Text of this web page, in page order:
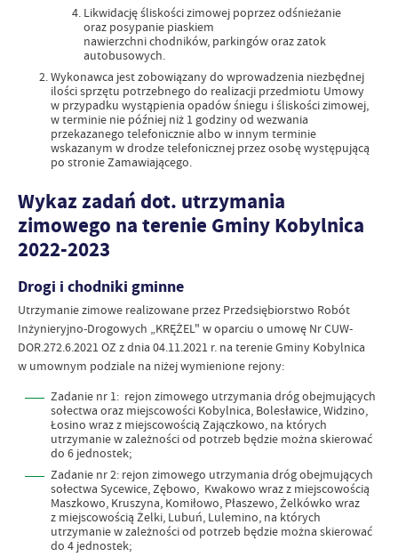
Likwidację śliskości zimowej poprzez odśnieżanie
oraz posypanie piaskiem
nawierzchni chodników, parkingów oraz zatok
autobusowych.
Wykonawca jest zobowiązany do wprowadzenia niezbędnej
ilości sprzętu potrzebnego do realizacji przedmiotu Umowy
w przypadku wystąpienia opadów śniegu i śliskości zimowej,
w terminie nie później niż 1 godziny od wezwania
przekazanego telefonicznie albo w innym terminie
wskazanym w drodze telefonicznej przez osobę występującą
po stronie Zamawiającego.
Wykaz zadań dot. utrzymania
zimowego na terenie Gminy Kobylnica
2022-2023
Drogi i chodniki gminne
Utrzymanie zimowe realizowane przez Przedsiębiorstwo Robót
Inżynieryjno-Drogowych „KRĘŻEL" w oparciu o umowę Nr CUW-
DOR.272.6.2021 OZ z dnia 04.11.2021 r. na terenie Gminy Kobylnica
w umownym podziale na niżej wymienione rejony:
Zadanie nr 1: rejon zimowego utrzymania dróg obejmujących
sołectwa oraz miejscowości Kobylnica, Bolesławice, Widzino,
Łosino wraz z miejscowością Zajączkowo, na których
utrzymanie w zależności od potrzeb będzie można skierować
do 6 jednostek;
Zadanie nr 2: rejon zimowego utrzymania dróg obejmujących
sołectwa Sycewice, Zębowo, Kwakowo wraz z miejscowością
Maszkowo, Kruszyna, Komiłowo, Płaszewo, Żelkówko wraz
z miejscowością Żelki, Lubuń, Lulemino, na których
utrzymanie w zależności od potrzeb będzie można skierować
do 4 jednostek;